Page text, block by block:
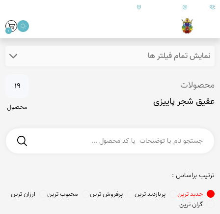
09179890157 ایران - فارس - کازرون
0
نمایش تمام فیلتر ها
محصولات
عقیق شجر پاییزی
19
محصول
ترتیب براساس :
جدید ترین پربازدید ترین پرفروش ترین محبوب ترین
ارزان ترین
گران ترین